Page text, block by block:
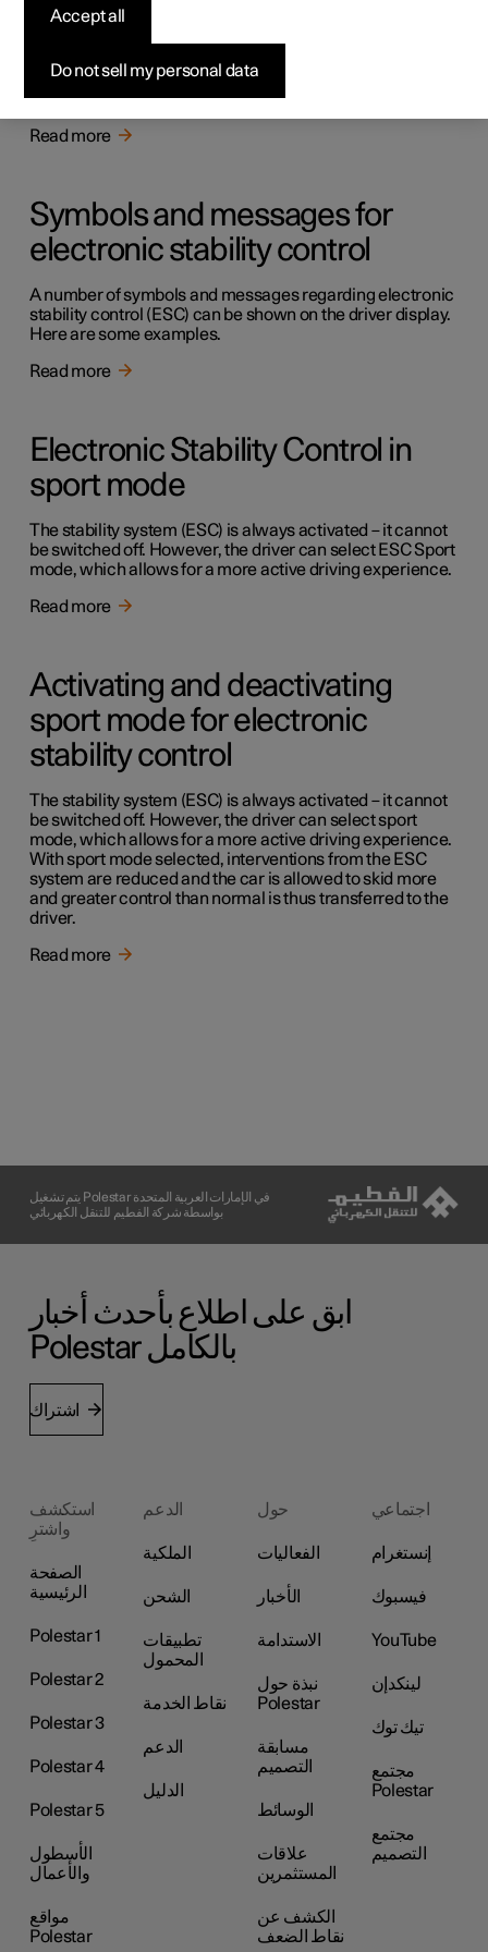
Electronic stability control
Electronic Stability Control (ESC) helps the driver to avoid
skidding and improves the car's traction.
Read more
Symbols and messages for
electronic stability control
A number of symbols and messages regarding electronic
stability control (ESC) can be shown on the driver display.
Here are some examples.
Read more
Electronic Stability Control in
sport mode
The stability system (ESC) is always activated – it cannot
be switched off. However, the driver can select ESC Sport
mode, which allows for a more active driving experience.
Read more
Activating and deactivating
sport mode for electronic
stability control
The stability system (ESC) is always activated – it cannot
be switched off. However, the driver can select sport
mode, which allows for a more active driving experience.
With sport mode selected, interventions from the ESC
system are reduced and the car is allowed to skid more
and greater control than normal is thus transferred to the
driver.
Read more
يتم تشغيل Polestar في الإمارات العربية المتحدة
بواسطة شركة الفطيم للتنقل الكهربائي
ابق على اطلاع بأحدث أخبار
Polestar بالكامل
اشتراك
استكشف
واشترِ
الصفحة
الرئيسية
Polestar 1
Polestar 2
Polestar 3
Polestar 4
Polestar 5
الأسطول
والأعمال
مواقع
Polestar
الدعم
الملكية
الشحن
تطبيقات
المحمول
نقاط الخدمة
الدعم
الدليل
حول
الفعاليات
الأخبار
الاستدامة
نبذة حول
Polestar
مسابقة
التصميم
الوسائط
علاقات
المستثمرين
الكشف عن
نقاط الضعف
اجتماعي
إنستغرام
فيسبوك
YouTube
لينكدإن
تيك توك
مجتمع
Polestar
مجتمع
التصميم
Do not sell my personal data
Accept all